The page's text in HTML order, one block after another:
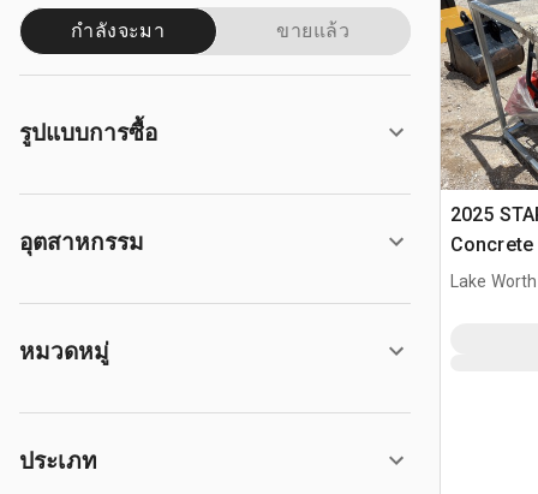
กำลังจะมา ขายแล้ว
รูปแบบการซื้อ
อุตสาหกรรม
หมวดหมู่
ประเภท
2025
Concrete
(Unused)
Lake